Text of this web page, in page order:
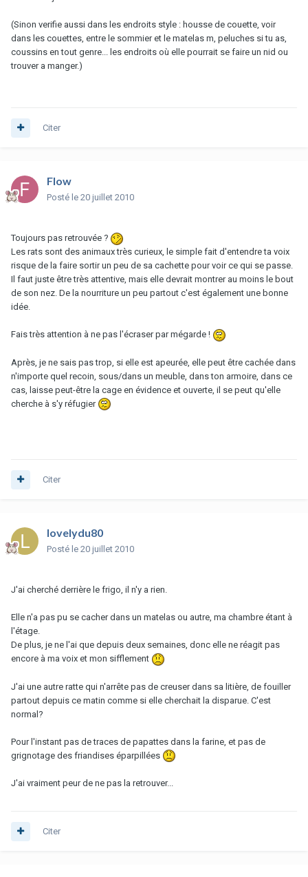
(Sinon verifie aussi dans les endroits style : housse de couette, voir
dans les couettes, entre le sommier et le matelas m, peluches si tu as,
coussins en tout genre... les endroits où elle pourrait se faire un nid ou
trouver a manger.)
Citer
Flow
Posté le 20 juillet 2010
Toujours pas retrouvée ?
Les rats sont des animaux très curieux, le simple fait d'entendre ta voix
risque de la faire sortir un peu de sa cachette pour voir ce qui se passe.
Il faut juste être très attentive, mais elle devrait montrer au moins le bout
de son nez. De la nourriture un peu partout c'est également une bonne
idée.
Fais très attention à ne pas l'écraser par mégarde !
Après, je ne sais pas trop, si elle est apeurée, elle peut être cachée dans
n'importe quel recoin, sous/dans un meuble, dans ton armoire, dans ce
cas, laisse peut-être la cage en évidence et ouverte, il se peut qu'elle
cherche à s'y réfugier
Citer
lovelydu80
Posté le 20 juillet 2010
J'ai cherché derrière le frigo, il n'y a rien.
Elle n'a pas pu se cacher dans un matelas ou autre, ma chambre étant à
l'étage.
De plus, je ne l'ai que depuis deux semaines, donc elle ne réagit pas
encore à ma voix et mon sifflement
J'ai une autre ratte qui n'arrête pas de creuser dans sa litière, de fouiller
partout depuis ce matin comme si elle cherchait la disparue. C'est
normal?
Pour l'instant pas de traces de papattes dans la farine, et pas de
grignotage des friandises éparpillées
J'ai vraiment peur de ne pas la retrouver...
Citer